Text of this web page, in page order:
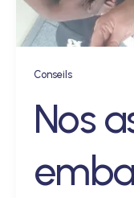
Conseils
Nos